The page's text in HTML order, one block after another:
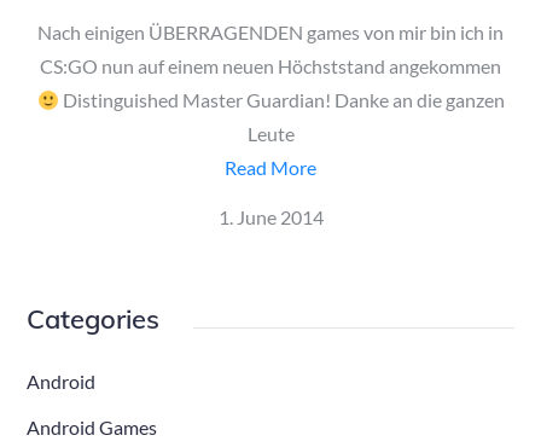
Nach einigen ÜBERRAGENDEN games von mir bin ich in
CS:GO nun auf einem neuen Höchststand angekommen
Distinguished Master Guardian! Danke an die ganzen
Leute
Read More
Posted
1. June 2014
Categories
Android
Android Games